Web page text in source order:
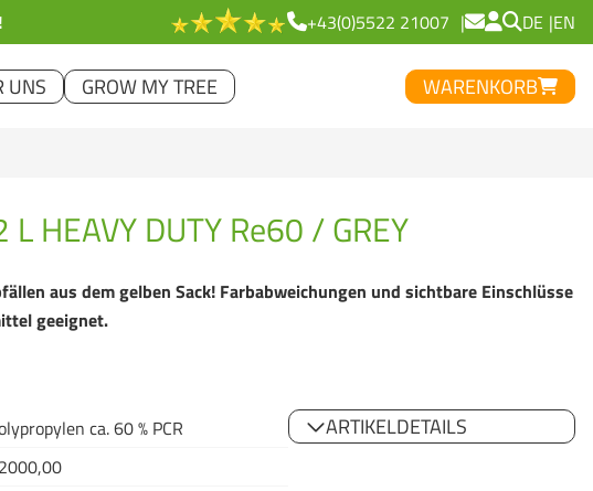
+43(0)5522 21007 DE EN
UNS GROW MY TREE WARENKORB
HEAVY DUTY Re60 / GREY
aus dem gelben Sack! Farbabweichungen und sichtbare Einschlüsse
geeignet.
ca. 60 % PCR
ARTIKELDETAILS